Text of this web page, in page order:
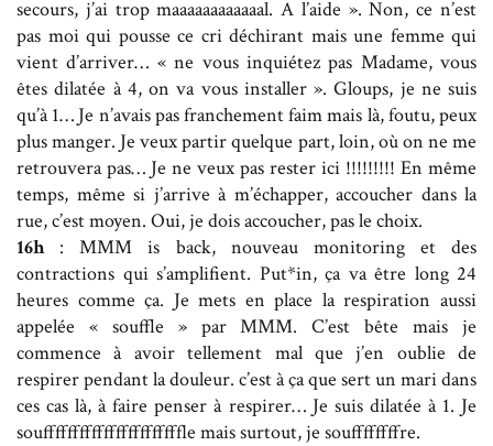
secours, j’ai trop maaaaaaaaaaaal. A l’aide ». Non, ce n’est
pas moi qui pousse ce cri déchirant mais une femme qui
vient d’arriver… « ne vous inquiétez pas Madame, vous
êtes dilatée à 4, on va vous installer ». Gloups, je ne suis
qu’à 1… Je n’avais pas franchement faim mais là, foutu, peux
plus manger. Je veux partir quelque part, loin, où on ne me
retrouvera pas… Je ne veux pas rester ici !!!!!!!!! En même
temps, même si j’arrive à m’échapper, accoucher dans la
rue, c’est moyen. Oui, je dois accoucher, pas le choix.
16h: MMM is back, nouveau monitoring et des
contractions qui s’amplifient. Put*in, ça va être long 24
heures comme ça. Je mets en place la respiration aussi
appelée « souffle » par MMM. C’est bête mais je
commence à avoir tellement mal que j’en oublie de
respirer pendant la douleur. c’est à ça que sert un mari dans
ces cas là, à faire penser à respirer… Je suis dilatée à 1. Je
soufffffffffffffffffffffffle mais surtout, je souffffffffre.